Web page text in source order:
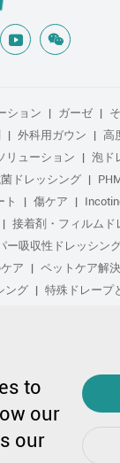
ション ガーゼ
外科用ガウン
高
リューション 泡ド
ドレッシング
ト
傷ケア
接着剤・フィルムド
ー吸収性ドレッシン
ア ペットケア解
ング
特殊ドレープ
winner medical
编辑99770漫画
プ
to
our
our